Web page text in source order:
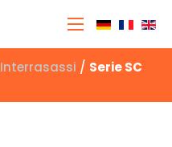
Seleziona
Interrasassi / Serie SC